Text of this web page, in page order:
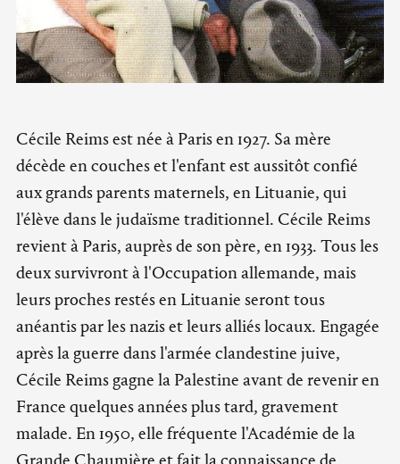
Cécile Reims est née à Paris en 1927. Sa mère
décède en couches et l'enfant est aussitôt confié
aux grands parents maternels, en Lituanie, qui
l'élève dans le judaïsme traditionnel. Cécile Reims
revient à Paris, auprès de son père, en 1933. Tous les
deux survivront à l'Occupation allemande, mais
leurs proches restés en Lituanie seront tous
anéantis par les nazis et leurs alliés locaux. Engagée
après la guerre dans l'armée clandestine juive,
Cécile Reims gagne la Palestine avant de revenir en
France quelques années plus tard, gravement
malade. En 1950, elle fréquente l'Académie de la